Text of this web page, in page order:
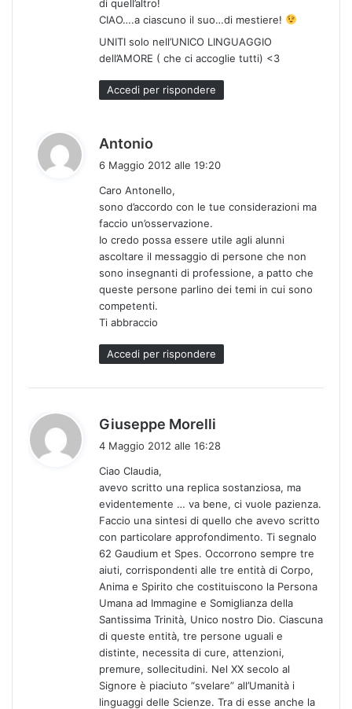
di quell’altro!
CIAO….a ciascuno il suo…di mestiere!
UNITI solo nell’UNICO LINGUAGGIO
dell’AMORE ( che ci accoglie tutti) <3
Accedi per rispondere
Antonio
e
t
t
o
6 Maggio 2012 alle 19:20
Caro Antonello,
sono d’accordo con le tue considerazioni ma
faccio un’osservazione.
Io credo possa essere utile agli alunni
ascoltare il messaggio di persone che non
sono insegnanti di professione, a patto che
queste persone parlino dei temi in cui sono
competenti.
Ti abbraccio
Accedi per rispondere
Giuseppe Morelli
t
t
4 Maggio 2012 alle 16:28
Ciao Claudia,
avevo scritto una replica sostanziosa, ma
evidentemente … va bene, ci vuole pazienza.
Faccio una sintesi di quello che avevo scritto
con particolare approfondimento. Ti segnalo
62 Gaudium et Spes. Occorrono sempre tre
aiuti, corrispondenti alle tre entità di Corpo,
Anima e Spirito che costituiscono la Persona
Umana ad Immagine e Somiglianza della
Santissima Trinità, Unico nostro Dio. Ciascuna
di queste entità, tre persone uguali e
distinte, necessita di cure, attenzioni,
premure, sollecitudini. Nel XX secolo al
Signore è piaciuto “svelare” all’Umanità i
linguaggi delle Scienze. Tra di esse anche la